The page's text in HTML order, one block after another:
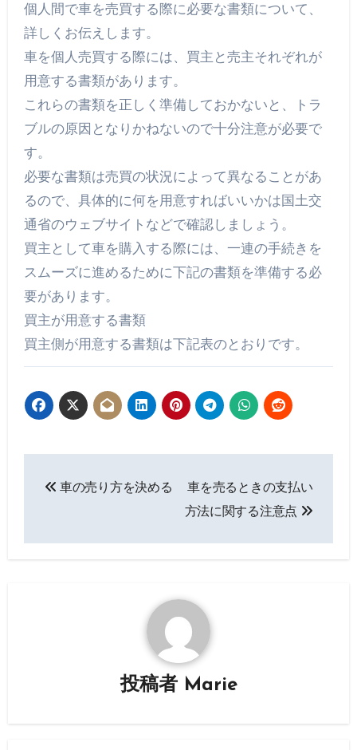
個人間で車を売買する際に必要な書類について、
詳しくお伝えします。
車を個人売買する際には、買主と売主それぞれが
用意する書類があります。
これらの書類を正しく準備しておかないと、トラ
ブルの原因となりかねないので十分注意が必要で
す。
必要な書類は売買の状況によって異なることがあ
るので、具体的に何を用意すればいいかは国土交
通省のウェブサイトなどで確認しましょう。
買主として車を購入する際には、一連の手続きを
スムーズに進めるために下記の書類を準備する必
要があります。
買主が用意する書類
買主側が用意する書類は下記表のとおりです。
車の売り方を決める
車を売るときの支払い
方法に関する注意点
投稿者 Marie